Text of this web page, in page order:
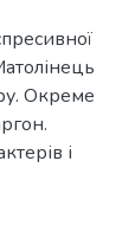
Окреме
і